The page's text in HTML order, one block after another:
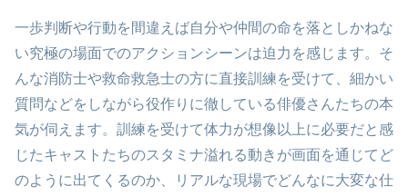
一歩判断や行動を間違えば自分や仲間の命を落としかねな
い究極の場面でのアクションシーンは迫力を感じます。そ
んな消防士や救命救急士の方に直接訓練を受けて、細かい
質問などをしながら役作りに徹している俳優さんたちの本
気が伺えます。訓練を受けて体力が想像以上に必要だと感
じたキャストたちのスタミナ溢れる動きが画面を通じてど
のように出てくるのか、リアルな現場でどんなに大変な仕